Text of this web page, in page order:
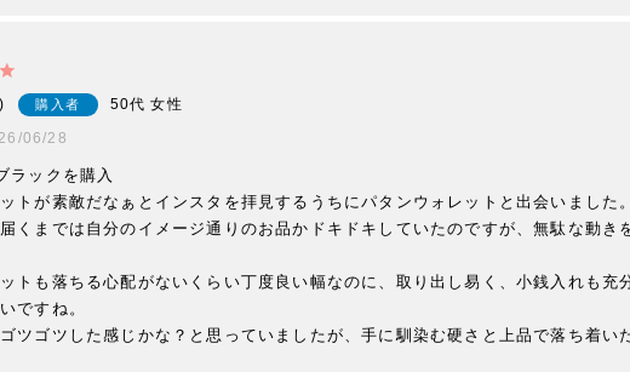
購入者 50代 女性
06/28
ラックを購入
トが素敵だなぁとインスタを拝見するうちにパタンウォレットと出会いました。
くまでは自分のイメージ通りのお品かドキドキしていたのですが、無駄な動
トも落ちる心配がないくらい丁度良い幅なのに、取り出し易く、小銭入れも
ですね。
ツゴツした感じかな？と思っていましたが、手に馴染む硬さと上品で落ち着い